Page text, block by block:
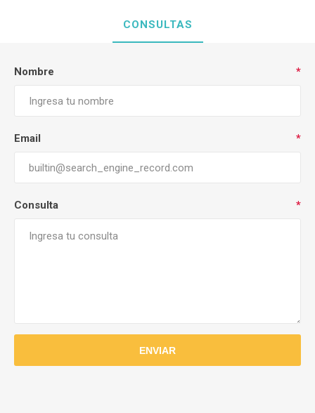
CONSULTAS
Nombre *
Email *
Consulta *